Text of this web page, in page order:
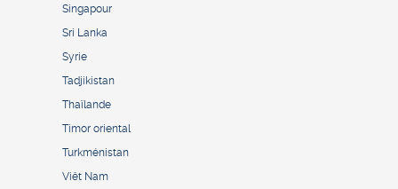
Singapour
Sri Lanka
Syrie
Tadjikistan
Thaïlande
Timor oriental
Turkménistan
Viêt Nam